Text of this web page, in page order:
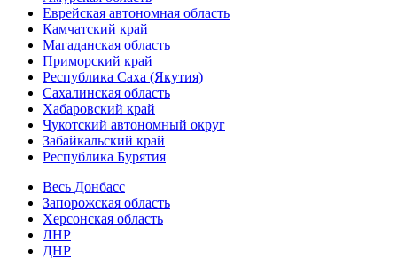
Еврейская автономная область
Камчатский край
Магаданская область
Приморский край
Республика Саха (Якутия)
Сахалинская область
Хабаровский край
Чукотский автономный округ
Забайкальский край
Республика Бурятия
Весь Донбасс
Запорожская область
Херсонская область
ЛНР
ДНР